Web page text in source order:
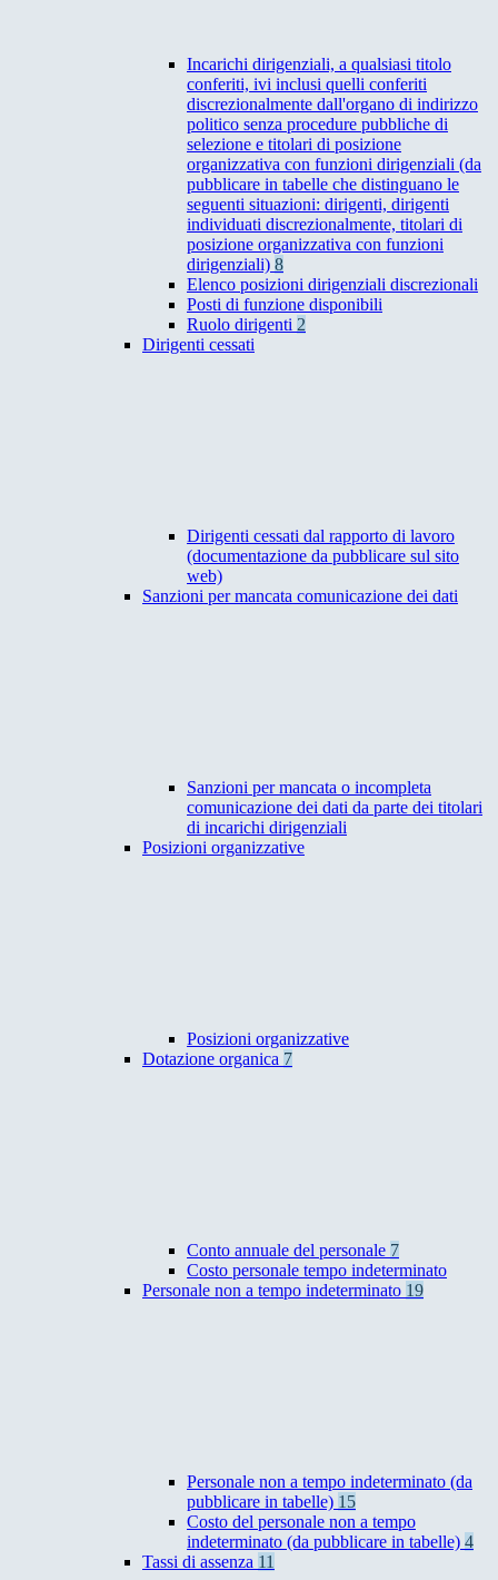
Incarichi dirigenziali, a qualsiasi titolo
conferiti, ivi inclusi quelli conferiti
discrezionalmente dall'organo di indirizzo
politico senza procedure pubbliche di
selezione e titolari di posizione
organizzativa con funzioni dirigenziali (da
pubblicare in tabelle che distinguano le
seguenti situazioni: dirigenti, dirigenti
individuati discrezionalmente, titolari di
posizione organizzativa con funzioni
dirigenziali) 8
Elenco posizioni dirigenziali discrezionali
Posti di funzione disponibili
Ruolo dirigenti 2
Dirigenti cessati
Dirigenti cessati dal rapporto di lavoro
(documentazione da pubblicare sul sito
web)
Sanzioni per mancata comunicazione dei dati
Sanzioni per mancata o incompleta
comunicazione dei dati da parte dei titolari
di incarichi dirigenziali
Posizioni organizzative
Posizioni organizzative
Dotazione organica 7
Conto annuale del personale 7
Costo personale tempo indeterminato
Personale non a tempo indeterminato 19
Personale non a tempo indeterminato (da
pubblicare in tabelle) 15
Costo del personale non a tempo
indeterminato (da pubblicare in tabelle) 4
Tassi di assenza 11